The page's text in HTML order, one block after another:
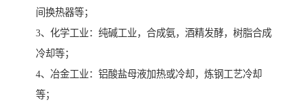
间换热器等；
3、化学工业：纯碱工业，合成氨，酒精发酵，树脂合成
冷却等；
4、冶金工业：铝酸盐母液加热或冷却，炼钢工艺冷却
等；